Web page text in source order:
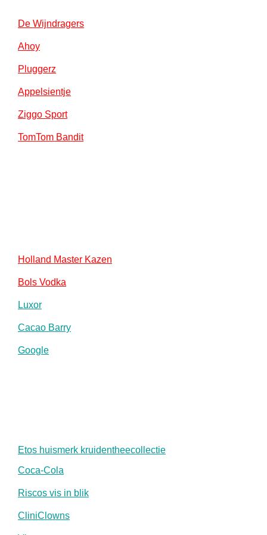
De Wijndragers
Ahoy
Pluggerz
Appelsientje
Ziggo Sport
TomTom Bandit
Holland Master Kazen
Bols Vodka
Luxor
Cacao Barry
Google
Etos huismerk kruidentheecollectie
Coca-Cola
Riscos vis in blik
CliniClowns